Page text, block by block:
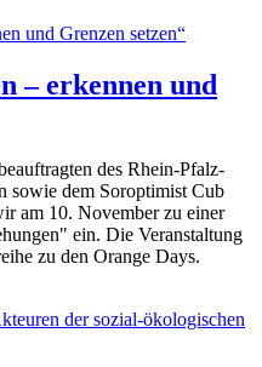
– erkennen und
des Rhein-Pfalz-
sowie dem Soroptimist Cub
am 10. November zu einer
ein. Die Veranstaltung
zu den Orange Days.